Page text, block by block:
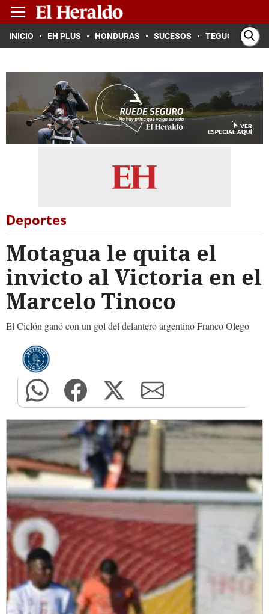
INICIO EH PLUS HONDURAS SUCESOS TEGUCIGALPA
Deportes
Motagua le quita el
invicto al Victoria en el
Marcelo Tinoco
El Ciclón ganó con un gol del delantero argentino Franco Olego